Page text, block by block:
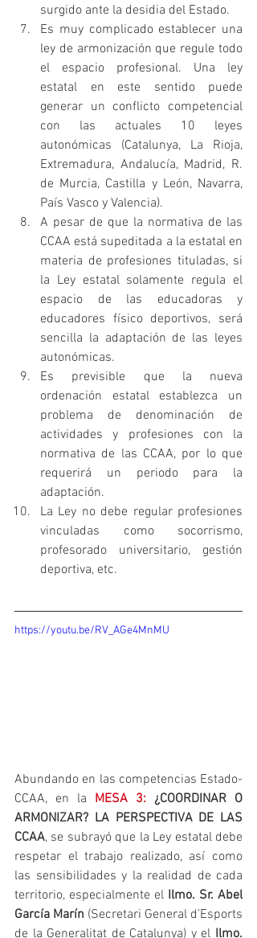
surgido ante la desidia del Estado.
Es muy complicado establecer una
ley de armonización que regule todo
el espacio profesional. Una ley
estatal en este sentido puede
generar un conflicto competencial
con las actuales 10 leyes
autonómicas (Catalunya, La Rioja,
Extremadura, Andalucía, Madrid, R.
de Murcia, Castilla y León, Navarra,
País Vasco y Valencia).
A pesar de que la normativa de las
CCAA está supeditada a la estatal en
materia de profesiones tituladas, si
la Ley estatal solamente regula el
espacio de las educadoras y
educadores físico deportivos, será
sencilla la adaptación de las leyes
autonómicas.
Es previsible que la nueva
ordenación estatal establezca un
problema de denominación de
actividades y profesiones con la
normativa de las CCAA, por lo que
requerirá un periodo para la
adaptación.
La Ley no debe regular profesiones
vinculadas como socorrismo,
profesorado universitario, gestión
deportiva, etc.
https://youtu.be/RV_AGe4MnMU
Abundando en las competencias Estado-
CCAA, en la MESA 3: ¿COORDINAR O
ARMONIZAR? LA PERSPECTIVA DE LAS
CCAA, se subrayó que la Ley estatal debe
respetar el trabajo realizado, así como
las sensibilidades y la realidad de cada
territorio, especialmente el Ilmo. Sr. Abel
García Marín (Secretari General d’Esports
de la Generalitat de Catalunya) y el Ilmo.